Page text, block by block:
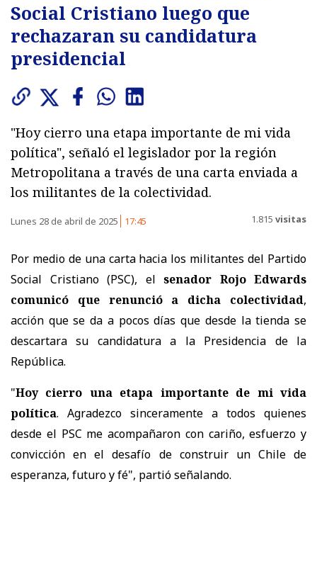
Social Cristiano luego que
rechazaran su candidatura
presidencial
"Hoy cierro una etapa importante de mi vida
política", señaló el legislador por la región
Metropolitana a través de una carta enviada a
los militantes de la colectividad.
Lunes 28 de abril de 2025 17:45 1.815 visitas
Por medio de una carta hacia los militantes del Partido
Social Cristiano (PSC), el senador Rojo Edwards
comunicó que renunció a dicha colectividad,
acción que se da a pocos días que desde la tienda se
descartara su candidatura a la Presidencia de la
República.
"Hoy cierro una etapa importante de mi vida
política. Agradezco sinceramente a todos quienes
desde el PSC me acompañaron con cariño, esfuerzo y
convicción en el desafío de construir un Chile de
esperanza, futuro y fé", partió señalando.